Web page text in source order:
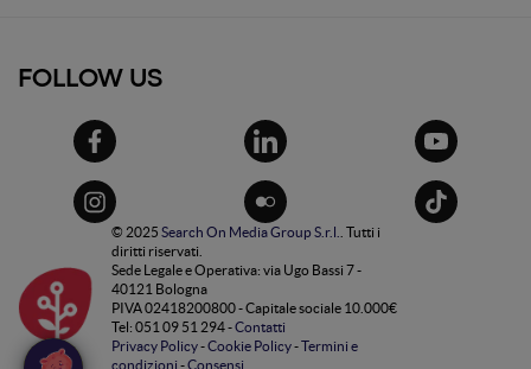
FOLLOW US
© 2025 Search On Media Group S.r.l.
. Tutti i
diritti riservati.
Sede Legale e Operativa: via Ugo Bassi 7 -
40121 Bologna
PIVA 02418200800 - Capitale sociale 10.000€
Tel: 051 09 51 294 -Contatti
Privacy Policy-Cookie Policy-Termini e
condizioni -Consensi